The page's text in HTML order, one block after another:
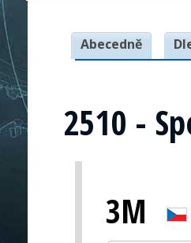
Abecedně
2510 -
3M